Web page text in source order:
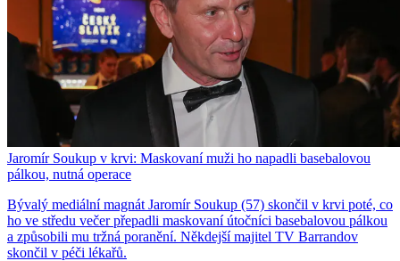
Jaromír Soukup v krvi: Maskovaní muži ho napadli basebalovou
pálkou, nutná operace
Bývalý mediální magnát Jaromír Soukup (57) skončil v krvi poté, co
ho ve středu večer přepadli maskovaní útočníci basebalovou pálkou
a způsobili mu tržná poranění. Někdejší majitel TV Barrandov
skončil v péči lékařů.